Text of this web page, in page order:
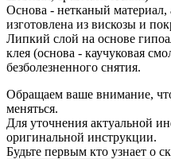
Основа - нетканый
изготовлена из вискозы и
Липкий слой на основе
клея (основа - каучуковая
безболезненного снятия.
Обращаем ваше внимание,
меняться.
Для уточнения актуальной
оригинальной инструкции.
Будьте первым кто узнает о